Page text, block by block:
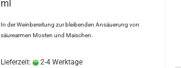
ml
In der Weinbereitung zur bleibenden Ansäuerung von
säurearmen Mosten und Maischen.
Lieferzeit: 2-4 Werktage